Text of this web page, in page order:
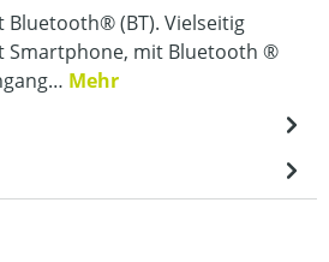
(BT). Vielseitig
Smartphone, mit Bluetooth ®
Mehr